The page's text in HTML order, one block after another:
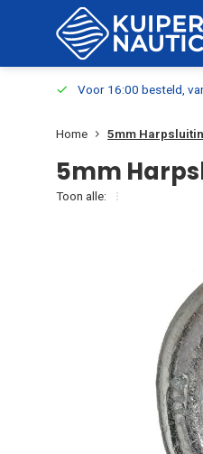
Voor 16:00 besteld,
Home 5mm
5mm
Toon alle: